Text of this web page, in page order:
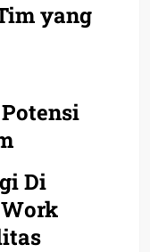
yang
Di